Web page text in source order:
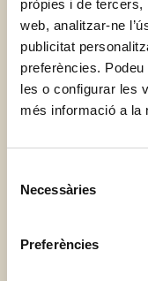
pròpies i de tercers,
web, analitzar-ne
publicitat
preferències.
les o configurar les
més informació a la
Necessàries
Preferències
Tritura els gerds
melmelada i
Acaba de
Compartir: